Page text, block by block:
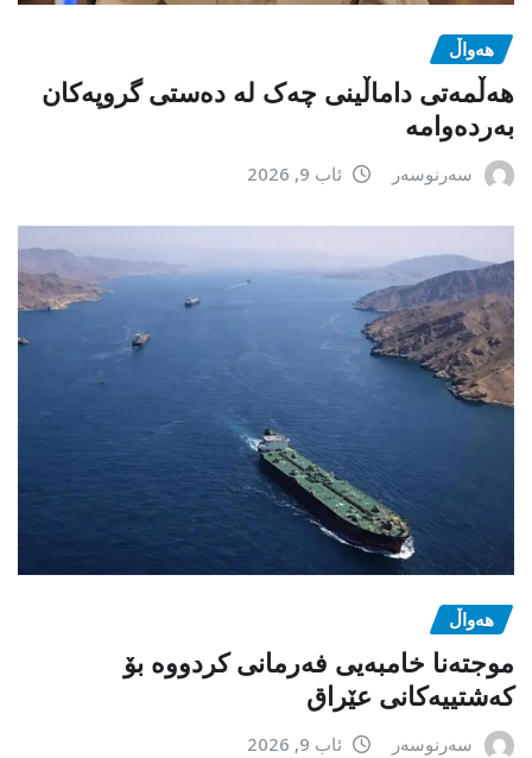
هەواڵ
هەڵمەتی داماڵینی چەک لە دەستی گروپەکان
بەردەوامە
سەرنوسەر ئاب 9, 2026
هەواڵ
موجتەنا خامبەیی فەرمانی کردووە بۆ
کەشتییەکانی عێراق
سەرنوسەر ئاب 9, 2026